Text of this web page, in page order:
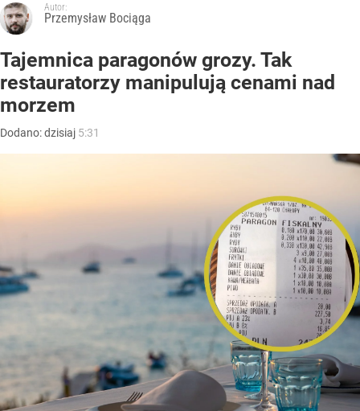
Autor:
Przemysław Bociąga
Tajemnica paragonów grozy. Tak
restauratorzy manipulują cenami nad
morzem
Dodano:dzisiaj 5:31